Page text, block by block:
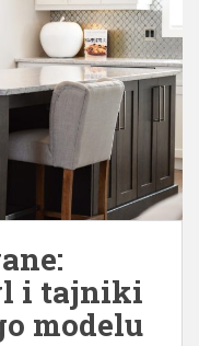
i tajniki
modelu